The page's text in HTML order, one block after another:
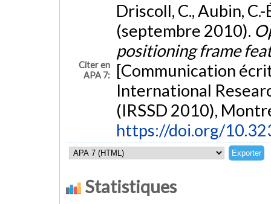
Citer en
APA 7:
Driscoll, C., Aubin,
(septembre 2010).
positioning frame
[Communication
International
(IRSSD 2010),
https://doi.org/
Statistiques